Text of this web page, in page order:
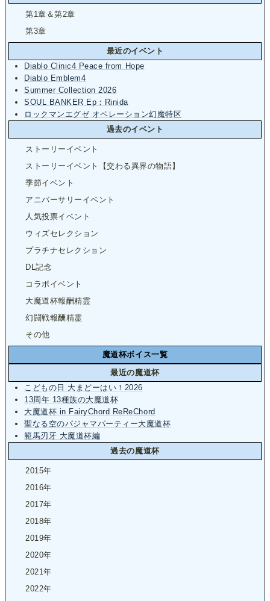
第1章＆第2章
第3章
最近のイベント
Diablo Clinic4 Peace from Hope
Diablo Emblem4
Summer Collection 2026
SOUL BANKER Ep：Rinida
ロックマンエグゼ オペレーション幻魔特区
過去のイベント
ストーリーイベント
ストーリーイベント【交わる異界の物語】
季節イベント
アニバーサリーイベント
人気投票イベント
ウィズセレクション
プラチナセレクション
DL記念
コラボイベント
大魔道杯報酬精霊
幻闘戦報酬精霊
その他
魔道杯ボイス一覧
最近の魔道杯
こどもの日 大まどーはい！2026
13周年 13種族の大魔道杯
大魔道杯 in FairyChord ReReChord
聖なる空のパジャマパーティー大魔道杯
範馬刃牙 大魔道杯編
過去の魔道杯
2015年
2016年
2017年
2018年
2019年
2020年
2021年
2022年